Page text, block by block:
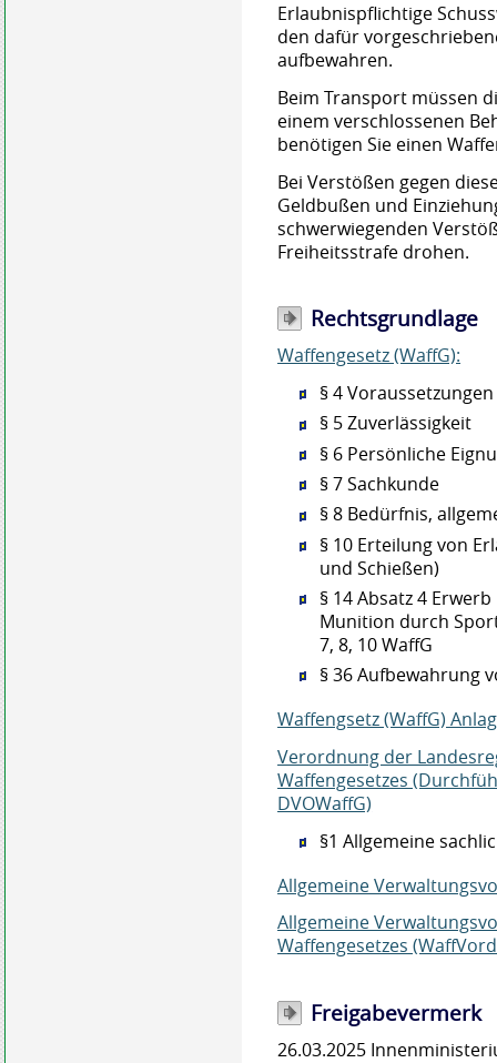
Erlaubnispflichtige
den dafür
aufbewahren.
Beim Transport müssen
einem verschlossenen
benötigen Sie einen
Bei Verstößen gegen
Geldbußen und
schwerwiegenden
Freiheitsstrafe drohen.
Rechtsgrundlage
Waffengesetz (WaffG):
§ 4
§ 5 Zuverlässigkeit
§ 6 Persönliche
§ 7 Sachkunde
§ 8 Bedürfnis,
§ 10 Erteilung von
und Schießen)
§ 14 Absatz 4 Erwerb
Munition durch
7, 8, 10 WaffG
§ 36 Aufbewahrung
Waffengsetz (WaffG)
Verordnung der
Waffengesetzes
DVOWaffG)
§1 Allgemeine
Allgemeine
Allgemeine
Waffengesetzes
Freigabevermerk
26.03.2025